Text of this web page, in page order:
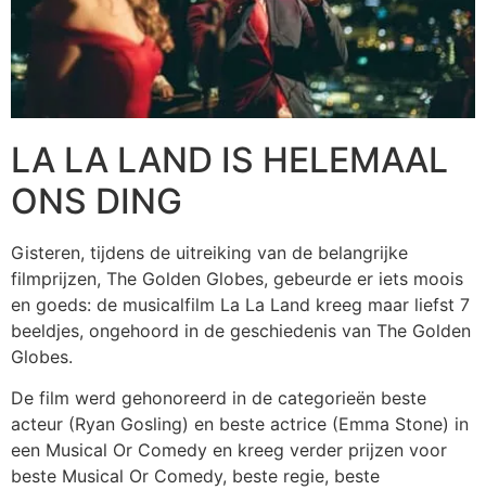
LA LA LAND IS HELEMAAL
ONS DING
Gisteren, tijdens de uitreiking van de belangrijke
filmprijzen, The Golden Globes, gebeurde er iets moois
en goeds: de musicalfilm La La Land kreeg maar liefst 7
beeldjes, ongehoord in de geschiedenis van The Golden
Globes.
De film werd gehonoreerd in de categorieën beste
acteur (Ryan Gosling) en beste actrice (Emma Stone) in
een Musical Or Comedy en kreeg verder prijzen voor
beste Musical Or Comedy, beste regie, beste